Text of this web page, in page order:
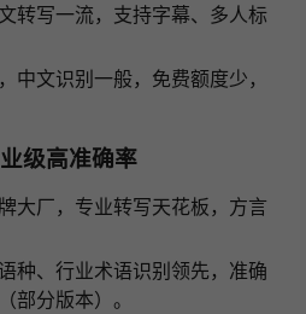
转写一流，支持字幕、多人标
中文识别一般，免费额度少，
级高准确率
大厂，专业转写天花板，方言
种、行业术语识别领先，准确
部分版本）。